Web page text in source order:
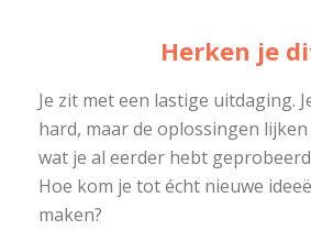
Herken je
Je zit met een lastige uitdaging.
hard, maar de oplossingen
wat je al eerder hebt
Hoe kom je tot écht nieuwe
maken?